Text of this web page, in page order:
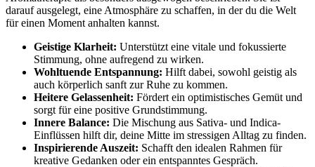
darauf ausgelegt, eine Atmosphäre zu schaffen, in der du die Welt
für einen Moment anhalten kannst.
Geistige Klarheit: Unterstützt eine vitale und fokussierte
Stimmung, ohne aufregend zu wirken.
Wohltuende Entspannung: Hilft dabei, sowohl geistig als
auch körperlich sanft zur Ruhe zu kommen.
Heitere Gelassenheit: Fördert ein optimistisches Gemüt und
sorgt für eine positive Grundstimmung.
Innere Balance: Die Mischung aus Sativa- und Indica-
Einflüssen hilft dir, deine Mitte im stressigen Alltag zu finden.
Inspirierende Auszeit: Schafft den idealen Rahmen für
kreative Gedanken oder ein entspanntes Gespräch.